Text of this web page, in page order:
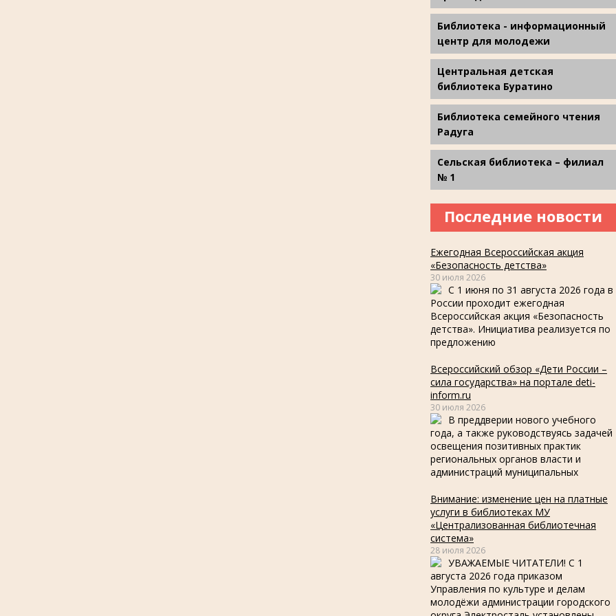
Библиотека - информационный
центр для молодежи
Центральная детская
библиотека Буратино
Библиотека семейного чтения
Радуга
Сельская библиотека – филиал
№ 1
Последние новости
Ежегодная Всероссийская акция
«Безопасность детства»
30 июля 2026
С 1 июня по 31 августа 2026 года в
России проходит ежегодная
Всероссийская акция «Безопасность
детства». Инициатива реализуется по
предложению
Всероссийский обзор «Дети России –
сила государства» на портале deti-
inform.ru
30 июля 2026
В преддверии нового учебного
года, а также руководствуясь задачей
освещения позитивных практик
региональных органов власти и
администраций муниципальных
Внимание: изменение цен на платные
услуги в библиотеках МУ
«Централизованная библиотечная
система»
28 июля 2026
УВАЖАЕМЫЕ ЧИТАТЕЛИ! С 1
августа 2026 года приказом
Управления по культуре и делам
молодёжи администрации городского